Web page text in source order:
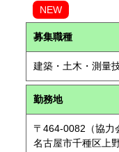
NEW
募集職種
建築・土木・測量
勤務地
〒464-0082（協力
名古屋市千種区上